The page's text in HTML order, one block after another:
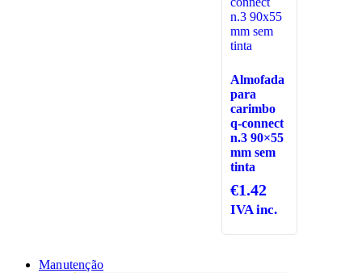
Almofada
para
carimbo
q-connect
n.3 90×55
mm sem
tinta
€1.42
IVA inc.
Manutenção